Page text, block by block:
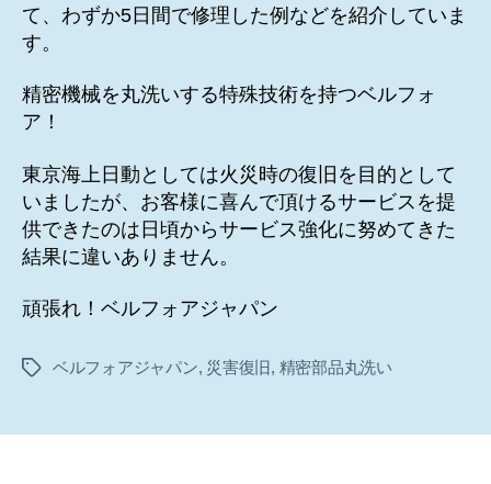
て、わずか5日間で修理した例などを紹介していま
す。
精密機械を丸洗いする特殊技術を持つベルフォ
ア！
東京海上日動としては火災時の復旧を目的として
いましたが、お客様に喜んで頂けるサービスを提
供できたのは日頃からサービス強化に努めてきた
結果に違いありません。
頑張れ！ベルフォアジャパン
タ
ベルフォアジャパン, 災害復旧, 精密部品丸洗い